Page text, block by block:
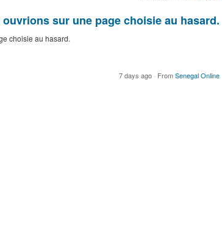
sur une page choisie au hasard.
choisie au hasard.
7 days ago · FromSenegal Online